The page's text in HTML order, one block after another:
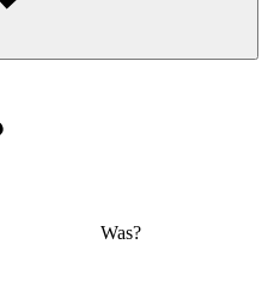
Was?